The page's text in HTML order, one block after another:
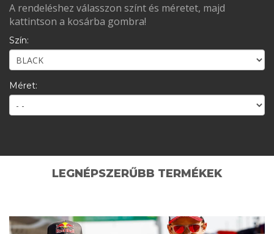
A rendeléshez válasszon színt és méretet, majd
kattintson a kosárba gombra!
Szín:
Méret:
LEGNÉPSZERŰBB TERMÉKEK